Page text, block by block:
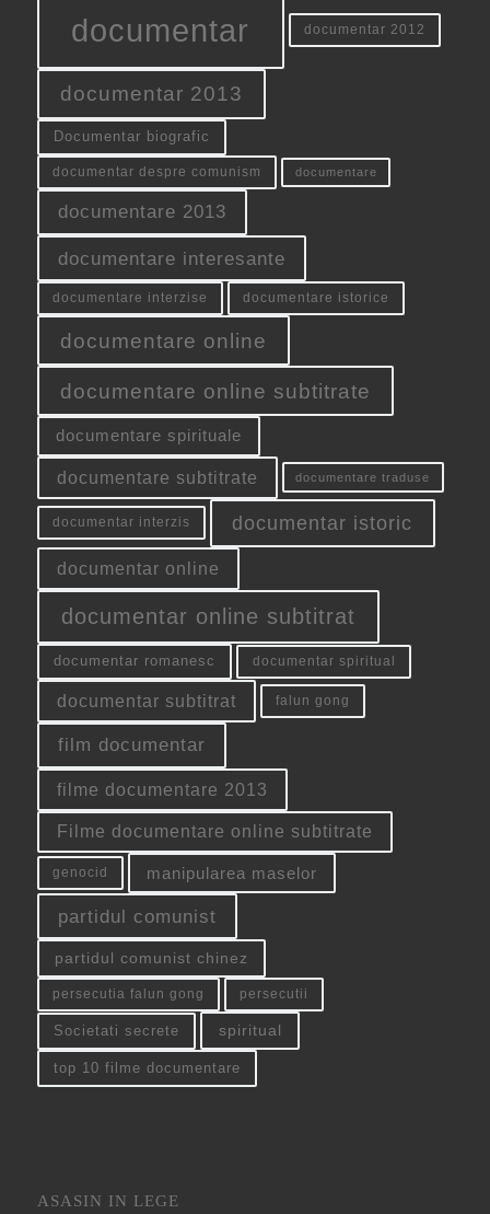
documentar documentar 2012
documentar 2013
Documentar biografic
documentar despre comunism documentare
documentare 2013
documentare interesante
documentare interzise documentare istorice
documentare online
documentare online subtitrate
documentare spirituale
documentare subtitrate documentare traduse
documentar interzis documentar istoric
documentar online
documentar online subtitrat
documentar romanesc documentar spiritual
documentar subtitrat falun gong
film documentar
filme documentare 2013
Filme documentare online subtitrate
genocid manipularea maselor
partidul comunist
partidul comunist chinez
persecutia falun gong persecutii
Societati secrete spiritual
top 10 filme documentare
ASASIN IN LEGE